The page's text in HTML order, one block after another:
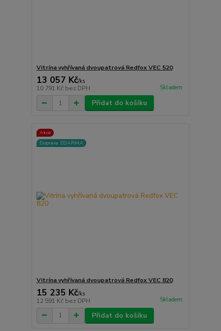
Vitrína vyhřívaná dvoupatrová Redfox VEC 520
13 057 Kč/ks
10 791 Kč bez DPH Skladem
Přidat do košíku
Akce
Doprava ZDARMA
Vitrína vyhřívaná dvoupatrová Redfox VEC 820
15 235 Kč/ks
12 591 Kč bez DPH Skladem
Přidat do košíku